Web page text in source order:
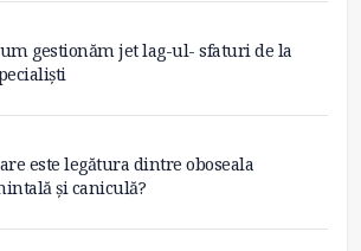
gestionăm jet lag-ul- sfaturi de la
este legătura dintre oboseala
și caniculă?